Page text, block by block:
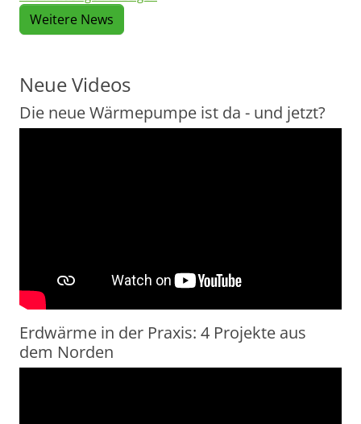
Weitere News
Neue Videos
Die neue Wärmepumpe ist da - und jetzt?
Erdwärme in der Praxis: 4 Projekte aus
dem Norden